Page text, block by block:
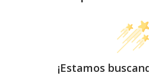
¡Estamos